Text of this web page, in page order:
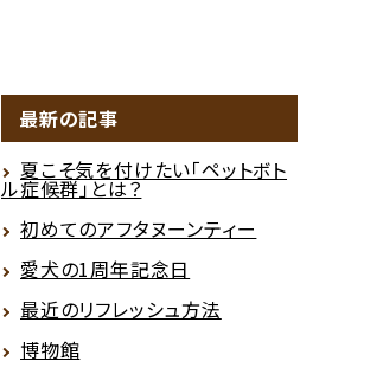
最新の記事
夏こそ気を付けたい「ペットボト
ル症候群」とは？
初めてのアフタヌーンティー
愛犬の1周年記念日
最近のリフレッシュ方法
博物館